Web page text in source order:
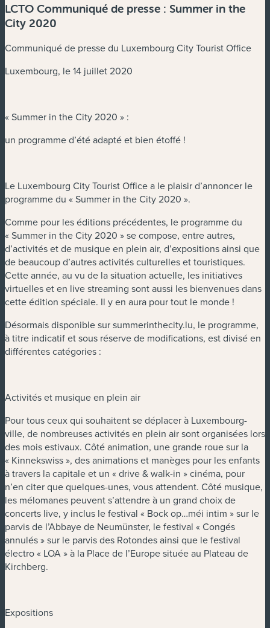
LCTO Communiqué de presse : Summer in the
City 2020
Communiqué de presse du Luxembourg City Tourist Office
Luxembourg, le 14 juillet 2020
« Summer in the City 2020 » :
un programme d’été adapté et bien étoffé !
Le Luxembourg City Tourist Office a le plaisir d’annoncer le
programme du « Summer in the City 2020 ».
Comme pour les éditions précédentes, le programme du
« Summer in the City 2020 » se compose, entre autres,
d’activités et de musique en plein air, d’expositions ainsi que
de beaucoup d’autres activités culturelles et touristiques.
Cette année, au vu de la situation actuelle, les initiatives
virtuelles et en live streaming sont aussi les bienvenues dans
cette édition spéciale. Il y en aura pour tout le monde !
Désormais disponible sur summerinthecity.lu, le programme,
à titre indicatif et sous réserve de modifications, est divisé en
différentes catégories :
Activités et musique en plein air
Pour tous ceux qui souhaitent se déplacer à Luxembourg-
ville, de nombreuses activités en plein air sont organisées lors
des mois estivaux. Côté animation, une grande roue sur la
« Kinnekswiss », des animations et manèges pour les enfants
à travers la capitale et un « drive & walk-in » cinéma, pour
n’en citer que quelques-unes, vous attendent. Côté musique,
les mélomanes peuvent s’attendre à un grand choix de
concerts live, y inclus le festival « Bock op…méi intim » sur le
parvis de l’Abbaye de Neumünster, le festival « Congés
annulés » sur le parvis des Rotondes ainsi que le festival
électro « LOA » à la Place de l’Europe située au Plateau de
Kirchberg.
Expositions